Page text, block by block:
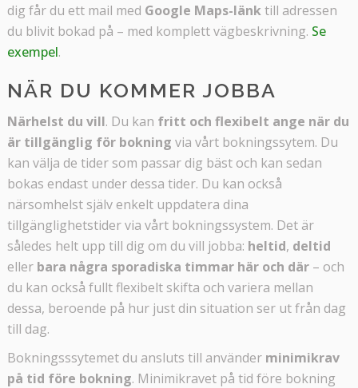
dig får du ett mail med Google Maps-länktill adressen
du blivit bokad på – med komplett vägbeskrivning. Se
exempel.
NÄR DU KOMMER JOBBA
Närhelst du vill. Du kan fritt och flexibelt ange när du
är tillgänglig för bokning via vårt bokningssytem. Du
kan välja de tider som passar dig bäst och kan sedan
bokas endast under dessa tider. Du kan också
närsomhelst själv enkelt uppdatera dina
tillgänglighetstider via vårt bokningssystem. Det är
således helt upp till dig om du vill jobba: heltid, deltid
eller bara några sporadiska timmar här och där– och
du kan också fullt flexibelt skifta och variera mellan
dessa, beroende på hur just din situation ser ut från dag
till dag.
Bokningsssytemet du ansluts till använder minimikrav
på tid före bokning. Minimikravet på tid före bokning